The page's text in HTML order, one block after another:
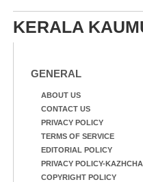
വയറിന്റെ ആന്തൽ മറന്ന്
ജീവന് വേണ്ടിയായി ഓട്ടം.
വാത്തുരുത്തിയിൽ
KERALA
GENERAL
ABOUT US
CONTACT US
PRIVACY POLICY
TERMS OF SERVICE
EDITORIAL POLICY
PRIVACY POLICY-KAZHCHA
COPYRIGHT POLICY